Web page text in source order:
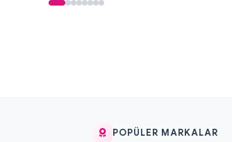
POPÜLER MARKALAR